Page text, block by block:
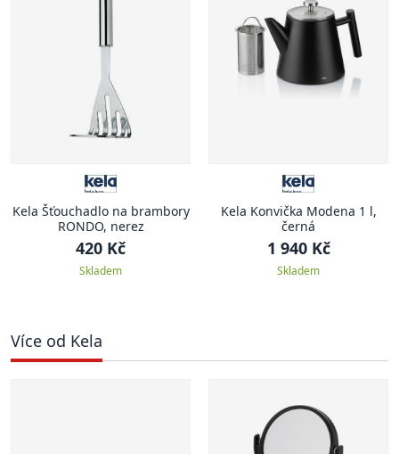
Kela Šťouchadlo na brambory
RONDO, nerez
420 Kč
Skladem
Kela Konvička Modena 1 l,
černá
1 940 Kč
Skladem
Více od Kela